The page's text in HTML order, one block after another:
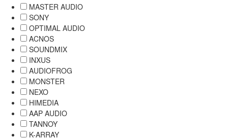
MASTER AUDIO
SONY
OPTIMAL AUDIO
ACNOS
SOUNDMIX
INXUS
AUDIOFROG
MONSTER
NEXO
HIMEDIA
AAP AUDIO
TANNOY
K-ARRAY